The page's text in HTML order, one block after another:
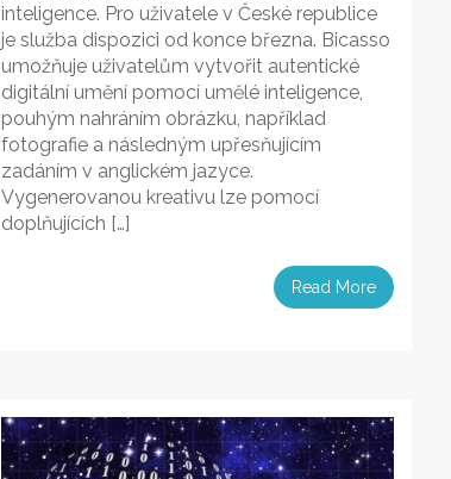
inteligence. Pro uživatele v České republice
je služba dispozici od konce března. Bicasso
umožňuje uživatelům vytvořit autentické
digitální umění pomocí umělé inteligence,
pouhým nahráním obrázku, například
fotografie a následným upřesňujícím
zadáním v anglickém jazyce.
Vygenerovanou kreativu lze pomocí
doplňujících […]
Read More